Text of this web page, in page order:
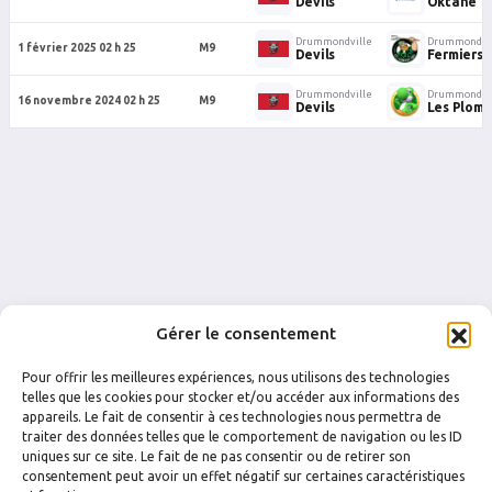
Gérer le consentement
Pour offrir les meilleures expériences, nous utilisons des technologies
telles que les cookies pour stocker et/ou accéder aux informations des
appareils. Le fait de consentir à ces technologies nous permettra de
traiter des données telles que le comportement de navigation ou les ID
uniques sur ce site. Le fait de ne pas consentir ou de retirer son
consentement peut avoir un effet négatif sur certaines caractéristiques
1 février 2025 02 h 25 M9
Drummondville
Devils Fermiers
16 novembre 2024 02 h 25 M9
Drummondville
Devils Les
FACEBOOK INSTAGRAM